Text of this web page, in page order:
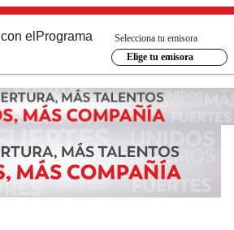
el Programa
Selecciona tu emisora
Elige tu emisora